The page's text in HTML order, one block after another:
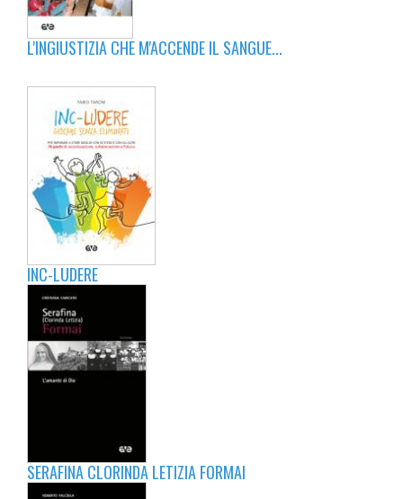
L'INGIUSTIZIA CHE M'ACCENDE IL SANGUE...
INC-LUDERE
SERAFINA CLORINDA LETIZIA FORMAI